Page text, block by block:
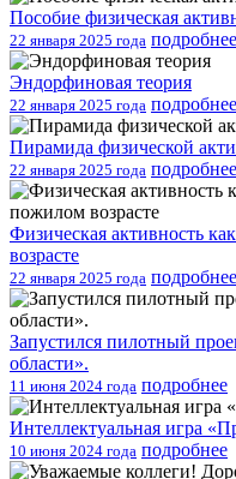
Пособие физическая
22 января 2025 года подробнее
Эндорфиновая теория
22 января 2025 года подробнее
Пирамида физической
22 января 2025 года подробнее
Физическая активность
возрасте
22 января 2025 года подробнее
Запустился пилотный
области».
11 июня 2024 года подробнее
Интеллектуальная игра
10 июня 2024 года подробнее